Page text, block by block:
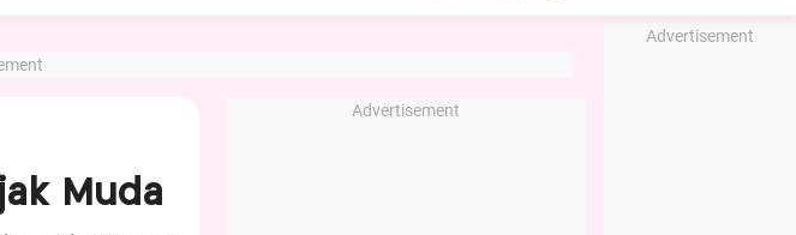
Advertisement
Muda
Advertisement